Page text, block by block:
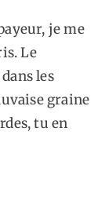
je me
Le
les
graine
tu en